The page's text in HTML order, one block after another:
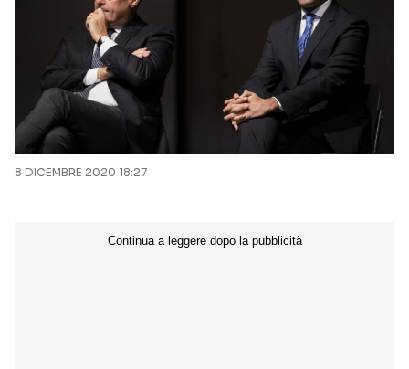
8 DICEMBRE 2020 18:27